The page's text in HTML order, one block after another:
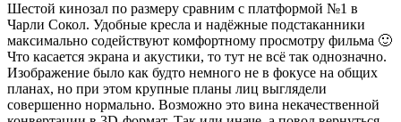
Шестой кинозал по размеру сравним с платформой №1 в
Чарли Сокол. Удобные кресла и надёжные подстаканники
максимально содействуют комфортному просмотру фильма 🙂
Что касается экрана и акустики, то тут не всё так однозначно.
Изображение было как будто немного не в фокусе на общих
планах, но при этом крупные планы лиц выглядели
совершенно нормально. Возможно это вина некачественной